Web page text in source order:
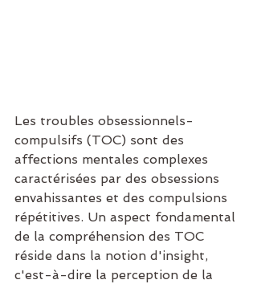
Les troubles obsessionnels-
compulsifs (TOC) sont des
affections mentales complexes
caractérisées par des obsessions
envahissantes et des compulsions
répétitives. Un aspect fondamental
de la compréhension des TOC
réside dans la notion d'insight,
c'est-à-dire la perception de la